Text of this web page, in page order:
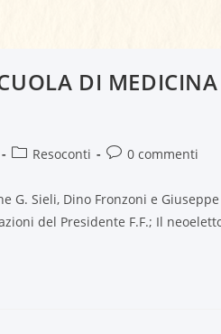
DI
Resoconti 0 commenti
G. Sieli, Dino Fronzoni e
del Presidente F.F.; Il